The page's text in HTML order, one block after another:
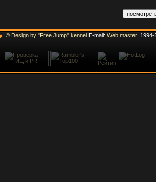
© Design by "Free Jump" kennelE-mail: Web master